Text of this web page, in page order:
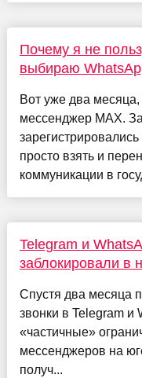
Почему я не
выбираю
Вот уже два
мессенджер MAX.
просто взять и
коммуникации в
Telegram и
заблокировали в
Спустя два месяца
звонки в Telegram
«частичные»
мессенджеров на
получ...